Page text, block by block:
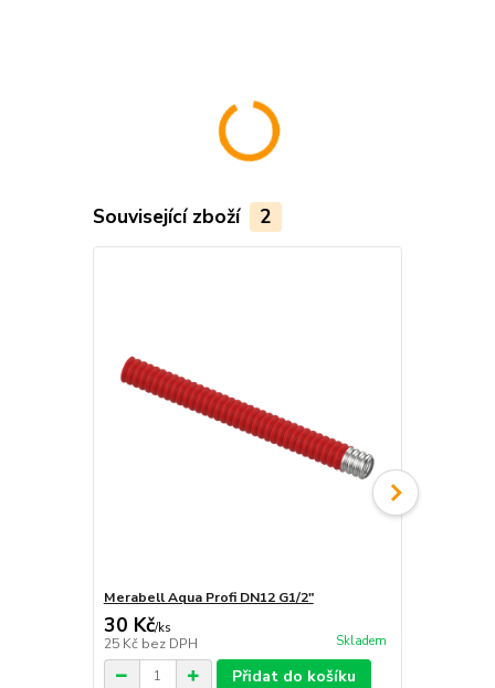
Související zboží 2
Merabell Aqua Profi DN12 G1/2"
30 Kč/ks
25 Kč bez DPH Skladem
Přidat do košíku